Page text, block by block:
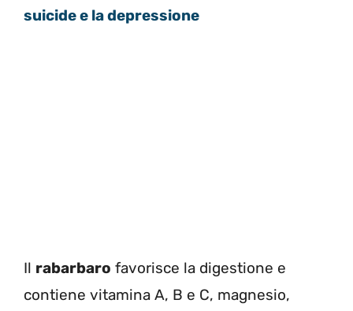
suicide e la depressione
Il rabarbaro favorisce la digestione e
contiene vitamina A, B e C, magnesio,